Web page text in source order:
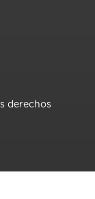
derechos